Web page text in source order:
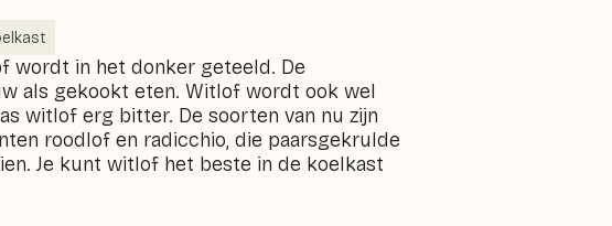
wordt in het donker geteeld. De
als gekookt eten. Witlof wordt ook wel
witlof erg bitter. De soorten van nu zijn
roodlof en radicchio, die paarsgekrulde
Je kunt witlof het beste in de koelkast